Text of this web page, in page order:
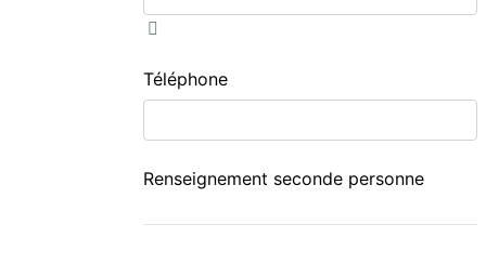
Téléphone
Renseignement seconde personne